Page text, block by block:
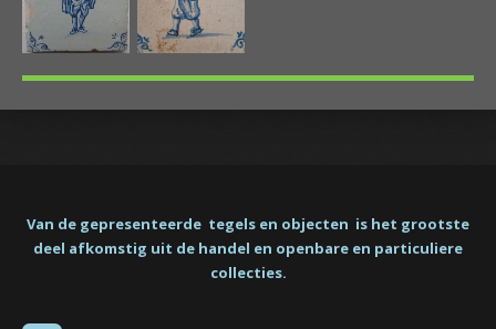
Van de gepresenteerde tegels en objecten is het grootste
deel afkomstig uit de handel en openbare en particuliere
collecties.